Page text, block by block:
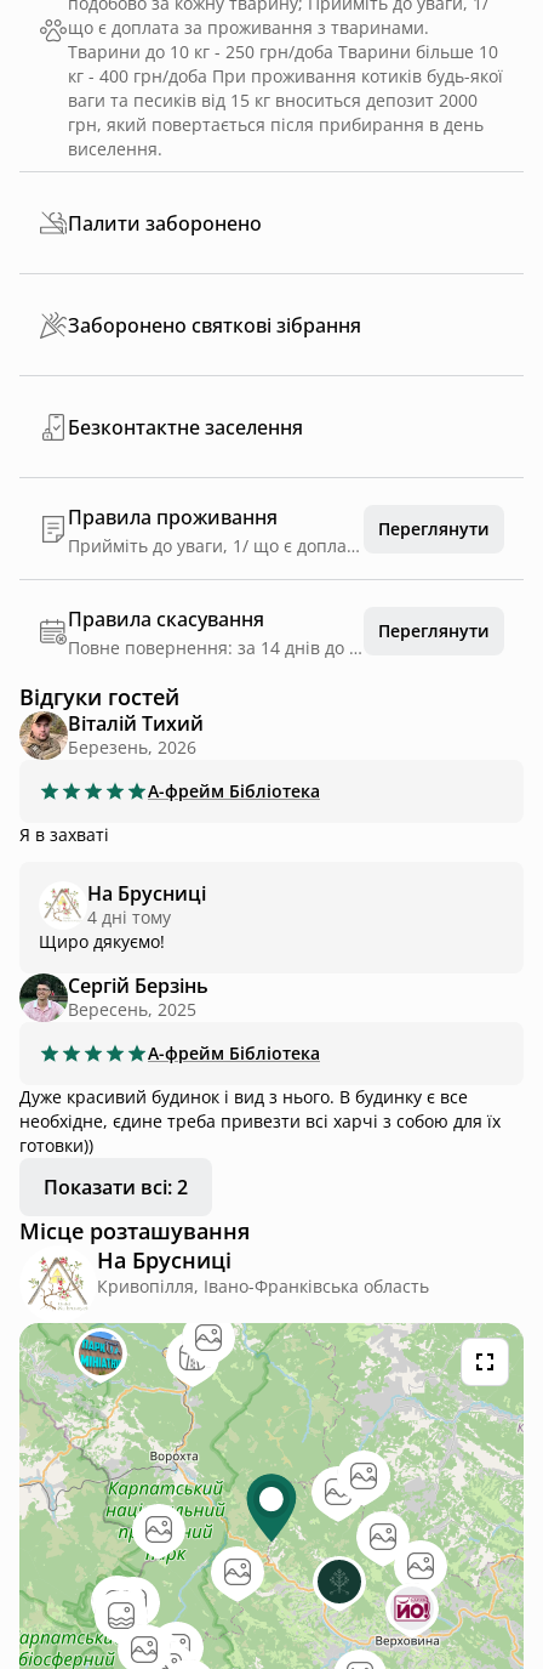
що є доплата за проживання з тваринами.
Тварини до 10 кг - 250 грн/доба Тварини більше 10
кг - 400 грн/доба При проживання котиків будь-якої
ваги та песиків від 15 кг вноситься депозит 2000
грн, який повертається після прибирання в день
виселення.
Палити заборонено
Заборонено святкові зібрання
Безконтактне заселення
Правила проживання
Прийміть до уваги, 1/ що є доплата за проживання з тваринами. Тварини до 10 кг - 250 грн/доба Тварини більше 10 кг - 400 грн/доба При проживання котиків будь-якої ваги та песиків від 15 кг вноситься депозит 2000 грн, який повертається після прибирання в день виселення. 2/ при поселенні вноситься компенсаційний депозит у розмірі 50% від вартості першої доби.
Переглянути
Правила скасування
Повне повернення: за 14 днів до дати заїзду
Переглянути
Відгуки гостей
Віталій Тихий
Березень, 2026
А-фрейм Бібліотека
Я в захваті
На Брусниці
4 днi тому
Щиро дякуємо!
Сергій Берзінь
Вересень, 2025
А-фрейм Бібліотека
Дуже красивий будинок і вид з нього. В будинку є все
необхідне, єдине треба привезти всі харчі з собою для їх
готовки))
Показати всі: 2
Місце розташування
На Брусниці
Кривопілля, Івано-Франківська область